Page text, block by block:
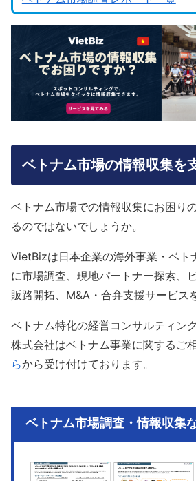
ベトナム市場の情報収集を
ベトナム市場での情報収集にお困り
るのではないでしょうか。
VietBizは日本企業の海外事業・ベト
に市場調査、現地パートナー探索、
販路開拓、M&A・合弁支援サービス
ベトナム特化の経営コンサルティン
株式会社はベトナム事業に関するご
らから受け付けております。
ベトナム市場調査・情報収集